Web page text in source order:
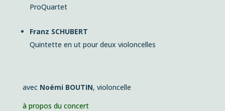
ProQuartet
Franz SCHUBERT
Quintette en ut pour deux violoncelles
avec Noémi BOUTIN, violoncelle
à propos du concert